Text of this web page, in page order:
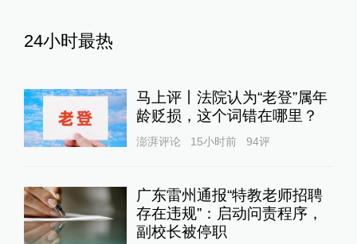
24小时最热
马上评丨法院认为“老登”属年
龄贬损，这个词错在哪里？
澎湃评论 15小时前 94评
广东雷州通报“特教老师招聘
存在违规”：启动问责程序，
副校长被停职